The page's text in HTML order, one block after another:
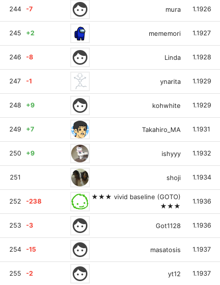
244 -7 face mura 1.1926
245 +2 mememori 1.1927
246 -8 face Linda 1.1928
247 -1 ynarita 1.1929
248 +9 face kohwhite 1.1929
249 +7 Takahiro_MA 1.1931
250 +9 ishyyy 1.1932
251 shoji 1.1934
252 -238
★★★ vivid baseline (GOTO)
★★★
1.1936
253 -3 face Got1128 1.1936
254 -15 face masatosis 1.1937
255 -2 face yt12 1.1937